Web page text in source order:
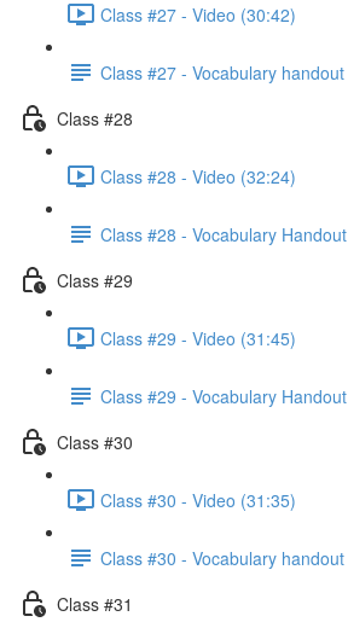
Class #27 - Video (30:42)
Class #27 - Vocabulary handout
Class #28
Class #28 - Video (32:24)
Class #28 - Vocabulary Handout
Class #29
Class #29 - Video (31:45)
Class #29 - Vocabulary Handout
Class #30
Class #30 - Video (31:35)
Class #30 - Vocabulary handout
Class #31